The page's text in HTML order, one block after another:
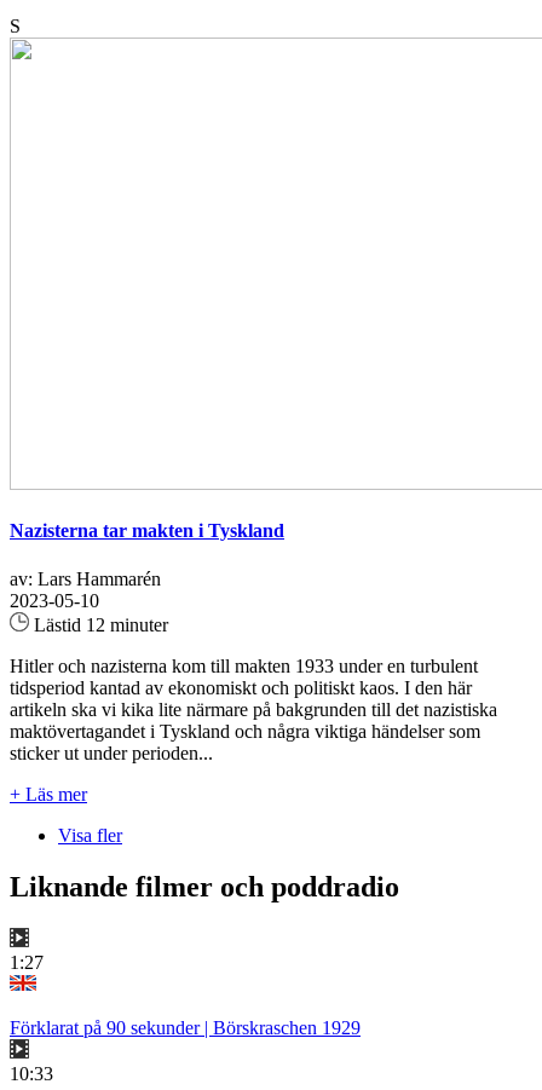
S
Nazisterna tar makten i Tyskland
av: Lars Hammarén
2023-05-10
Lästid 12 minuter
Hitler och nazisterna kom till makten 1933 under en turbulent
tidsperiod kantad av ekonomiskt och politiskt kaos. I den här
artikeln ska vi kika lite närmare på bakgrunden till det nazistiska
maktövertagandet i Tyskland och några viktiga händelser som
sticker ut under perioden...
+ Läs mer
Visa fler
Liknande filmer och poddradio
1:27
Förklarat på 90 sekunder | Börskraschen 1929
10:33